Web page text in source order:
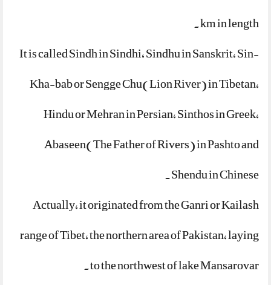
km in length.
It is called Sindh in Sindhi, Sindhu in Sanskrit, Sin-
Kha-bab or Sengge Chu(Lion River) in Tibetan,
Hindu or Mehran in Persian, Sinthos in Greek,
Abaseen(The Father of Rivers) in Pashto and
Shendu in Chinese.
Actually, it originated from the Ganri or Kailash
range of Tibet, the northern area of Pakistan, laying
to the northwest of lake Mansarovar.